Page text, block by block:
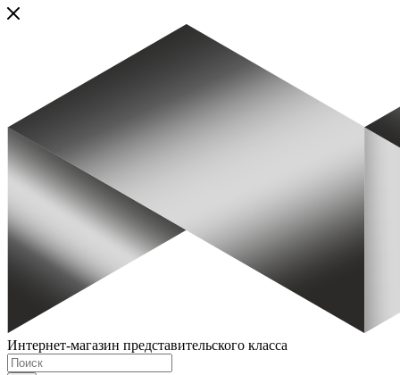
Интернет-магазин представительского класса